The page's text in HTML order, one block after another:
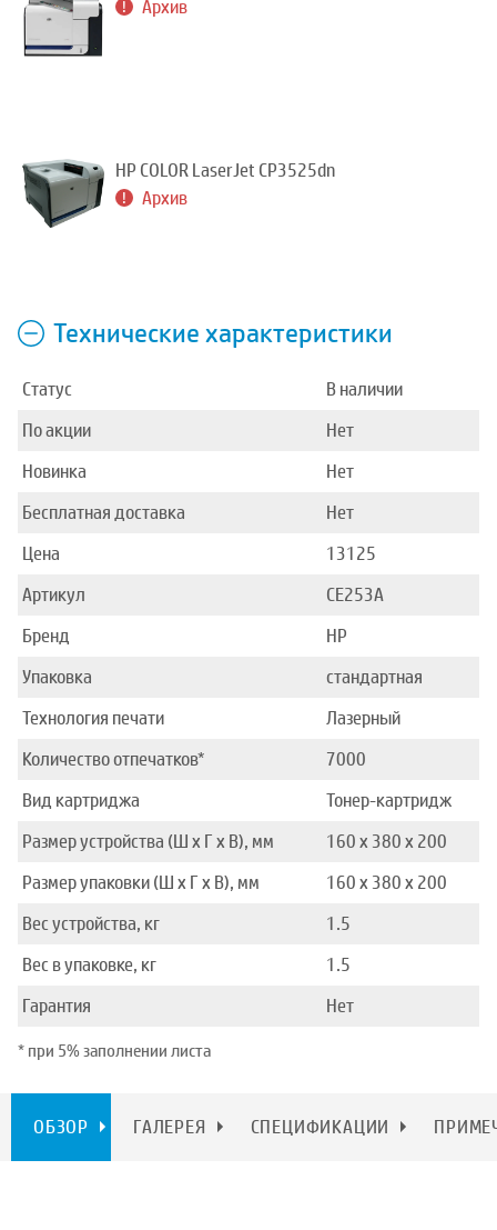
Архив
HP COLOR LaserJet CP3525dn
Архив
Технические характеристики
Статус
В наличии
По акции
Нет
Новинка
Нет
Бесплатная доставка
Нет
Цена
13125
Артикул
CE253A
Бренд
HP
Упаковка
стандартная
Технология печати
Лазерный
Количество отпечатков*
7000
Вид картриджа
Тонер-картридж
Размер устройства (Ш x Г x В), мм
160 x 380 x 200
Размер упаковки (Ш x Г x В), мм
160 x 380 x 200
Вес устройства, кг
1.5
Вес в упаковке, кг
1.5
Гарантия
Нет
* при 5% заполнении листа
ОБЗОР ГАЛЕРЕЯ СПЕЦИФИКАЦИИ